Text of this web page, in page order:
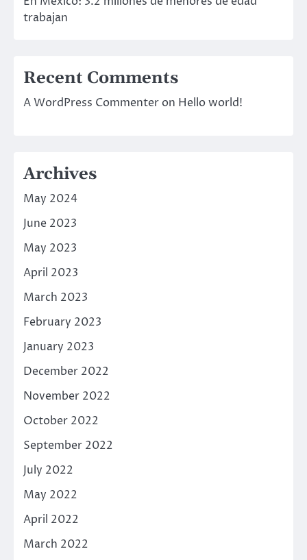
trabajan
Recent Comments
A WordPress Commenter on Hello world!
Archives
May 2024
June 2023
May 2023
April 2023
March 2023
February 2023
January 2023
December 2022
November 2022
October 2022
September 2022
July 2022
May 2022
April 2022
March 2022